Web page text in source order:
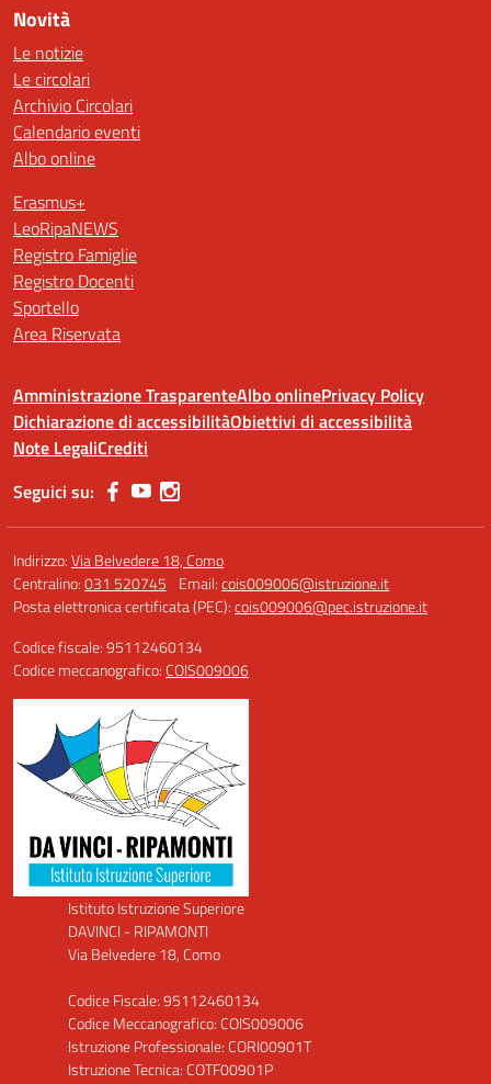
Novità
Le notizie
Le circolari
Archivio Circolari
Calendario eventi
Albo online
Erasmus+
LeoRipaNEWS
Registro Famiglie
Registro Docenti
Sportello
Area Riservata
Amministrazione TrasparenteAlbo onlinePrivacy Policy
Dichiarazione di accessibilitàObiettivi di accessibilità
Note LegaliCrediti
Seguici su:
Indirizzo:Via Belvedere 18, Como
Centralino:031 520745 Email:cois009006@istruzione.it
Posta elettronica certificata (PEC):cois009006@pec.istruzione.it
Codice fiscale: 95112460134
Codice meccanografico: COIS009006
Istituto Istruzione Superiore
DAVINCI - RIPAMONTI
Via Belvedere 18, Como
Codice Fiscale: 95112460134
Codice Meccanografico: COIS009006
Istruzione Professionale: CORI00901T
Istruzione Tecnica: COTF00901P